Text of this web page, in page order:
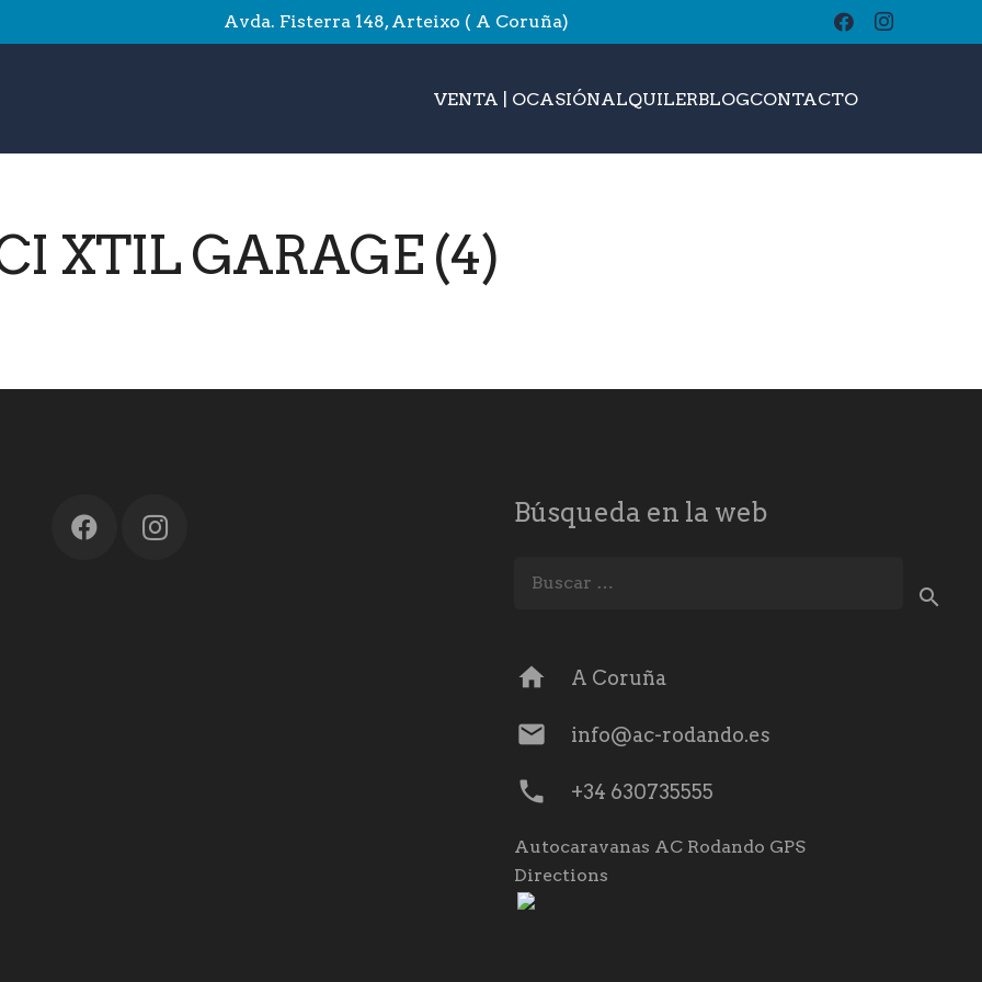
Avda. Fisterra 148, Arteixo ( A Coruña)
VENTA | OCASIÓNALQUILERBLOGCONTACTObuscar
XTIL GARAGE (4)
Búsqueda en la web
home A Coruña
mail info@ac-rodando.es
phone +34 630735555
Autocaravanas AC Rodando GPS
Directions